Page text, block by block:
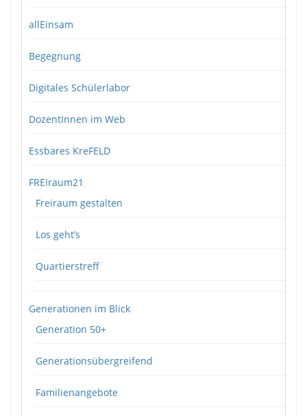
allEinsam
Begegnung
Digitales Schülerlabor
DozentInnen im Web
Essbares KreFELD
FREIraum21
Freiraum gestalten
Los geht’s
Quartierstreff
Generationen im Blick
Generation 50+
Generationsübergreifend
Familienangebote